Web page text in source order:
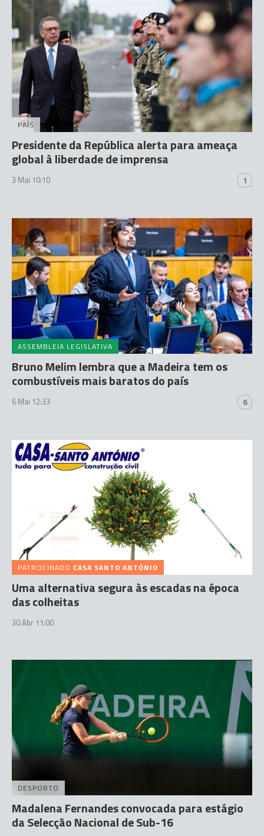
PAÍS
Presidente da República alerta para ameaça
global à liberdade de imprensa
3 Mai 10:10 1
ASSEMBLEIA LEGISLATIVA
Bruno Melim lembra que a Madeira tem os
combustíveis mais baratos do país
6 Mai 12:33 6
PATROCINADO CASA SANTO ANTÓNIO
Uma alternativa segura às escadas na época
das colheitas
30 Abr 11:00
DESPORTO
Madalena Fernandes convocada para estágio
da Selecção Nacional de Sub-16